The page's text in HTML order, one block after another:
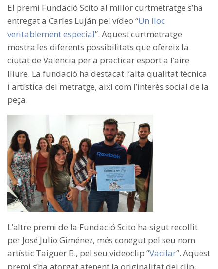
El premi Fundació Scito al millor curtmetratge s’ha
entregat a Carles Luján pel vídeo “Un lloc
veritablement especial”. Aquest curtmetratge
mostra les diferents possibilitats que ofereix la
ciutat de València per a practicar esport a l’aire
lliure. La fundació ha destacat l’alta qualitat tècnica
i artística del metratge, així com l’interès social de la
peça.
L’altre premi de la Fundació Scito ha sigut recollit
per José Julio Giménez, més conegut pel seu nom
artístic Taiguer B., pel seu videoclip “Vacilar”. Aquest
premi s’ha atorgat atenent la originalitat del clip,